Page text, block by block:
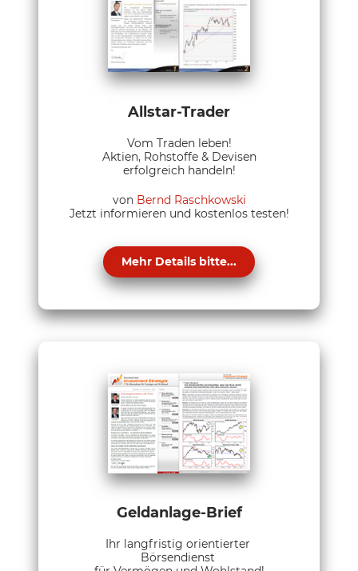
Allstar-Trader
Vom Traden leben!
Aktien, Rohstoffe & Devisen
erfolgreich handeln!
von Bernd Raschkowski
Jetzt informieren und kostenlos testen!
Mehr Details bitte...
Geldanlage-Brief
Ihr langfristig orientierter
Börsendienst